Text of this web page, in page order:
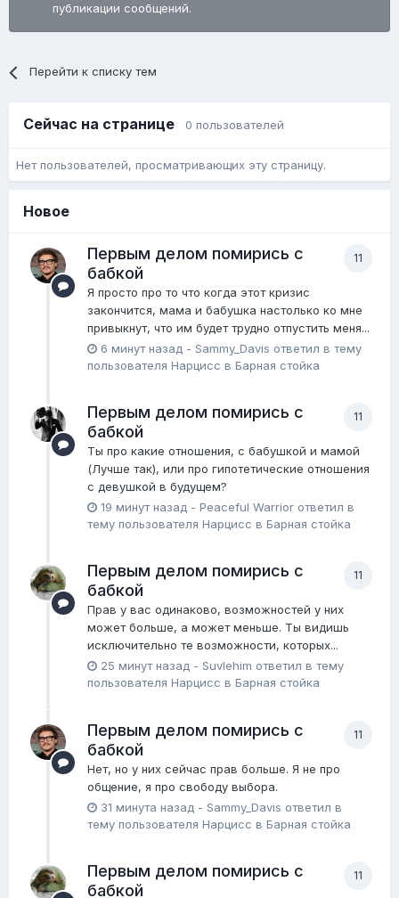
публикации сообщений.
Перейти к списку тем
Сейчас на странице 0 пользователей
Нет пользователей, просматривающих эту страницу.
Новое
11
Первым делом помирись с
бабкой
Я просто про то что когда этот кризис
закончится, мама и бабушка настолько ко мне
привыкнут, что им будет трудно отпустить меня...
6 минут назад - Sammy_Davis ответил в тему
пользователя Нарцисс в Барная стойка
11
Первым делом помирись с
бабкой
Ты про какие отношения, с бабушкой и мамой
(Лучше так), или про гипотетические отношения
с девушкой в будущем?
19 минут назад - Peaceful Warrior ответил в
тему пользователя Нарцисс в Барная стойка
11
Первым делом помирись с
бабкой
Прав у вас одинаково, возможностей у них
может больше, а может меньше. Ты видишь
исключительно те возможности, которых...
25 минут назад - Suvlehim ответил в тему
пользователя Нарцисс в Барная стойка
11
Первым делом помирись с
бабкой
Нет, но у них сейчас прав больше. Я не про
общение, я про свободу выбора.
31 минута назад - Sammy_Davis ответил в
тему пользователя Нарцисс в Барная стойка
11
Первым делом помирись с
бабкой